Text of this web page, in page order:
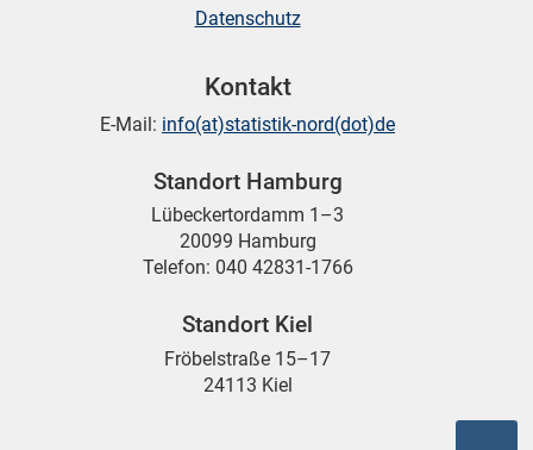
Datenschutz
Kontakt
E-Mail: info(at)statistik-nord(dot)de
Standort Hamburg
Lübeckertordamm 1–3
20099 Hamburg
Telefon: 040 42831-1766
Standort Kiel
Fröbelstraße 15–17
24113 Kiel